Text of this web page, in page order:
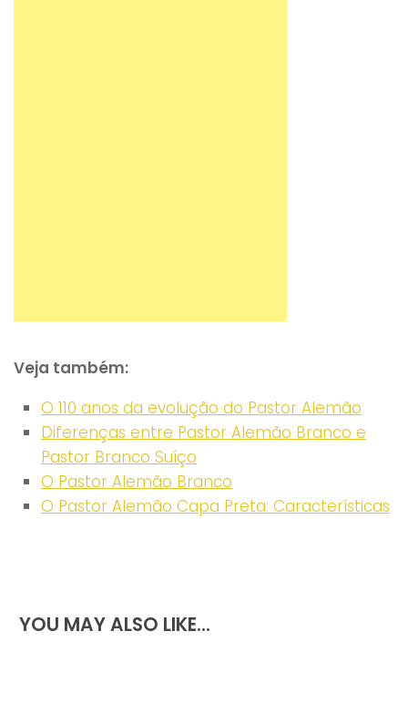
Veja também:
O 110 anos da evolução do Pastor Alemão
Diferenças entre Pastor Alemão Branco e
Pastor Branco Suíço
O Pastor Alemão Branco
O Pastor Alemão Capa Preta: Características
YOU MAY ALSO LIKE...